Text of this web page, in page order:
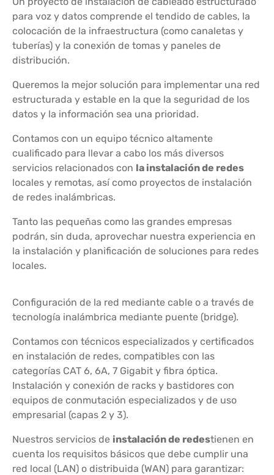
para voz y datos comprende el tendido de cables, la
colocación de la infraestructura (como canaletas y
tuberías) y la conexión de tomas y paneles de
distribución.
Queremos la mejor solución para implementar una red
estructurada y estable en la que la seguridad de los
datos y la información sea una prioridad.
Contamos con un equipo técnico altamente
cualificado para llevar a cabo los más diversos
servicios relacionados con la instalación de redes
locales y remotas, así como proyectos de instalación
de redes inalámbricas.
Tanto las pequeñas como las grandes empresas
podrán, sin duda, aprovechar nuestra experiencia en
la instalación y planificación de soluciones para redes
locales.
Configuración de la red mediante cable o a través de
tecnología inalámbrica mediante puente (bridge).
Contamos con técnicos especializados y certificados
en instalación de redes, compatibles con las
categorías CAT 6, 6A, 7 Gigabit y fibra óptica.
Instalación y conexión de racks y bastidores con
equipos de conmutación especializados y de uso
empresarial (capas 2 y 3).
Nuestros servicios de instalación de redestienen en
cuenta los requisitos básicos que debe cumplir una
red local (LAN) o distribuida (WAN) para garantizar: